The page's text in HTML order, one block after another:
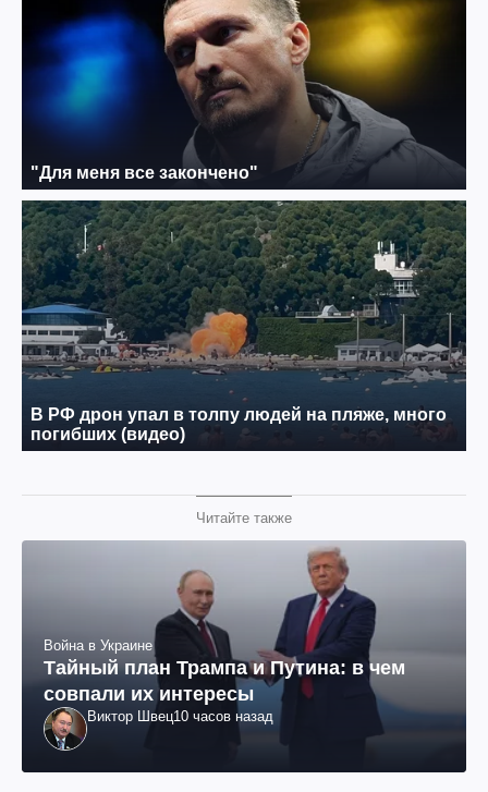
Читайте также
Война в Украине
Тайный план Трампа и Путина: в чем
совпали их интересы
Виктор Швец10 часов назад